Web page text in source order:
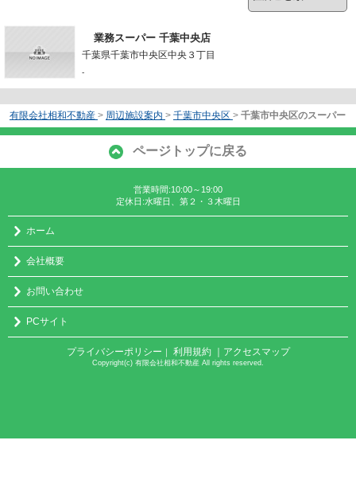
業務スーパー 千葉中央店
千葉県千葉市中央区中央３丁目
-
有限会社相和不動産 > 周辺施設案内 > 千葉市中央区 > 千葉市中央区のスーパー
ページトップに戻る
営業時間:10:00～19:00
定休日:水曜日、第２・３木曜日
ホーム
会社概要
お問い合わせ
PCサイト
プライバシーポリシー ｜ 利用規約 ｜アクセスマップ
Copyright(c) 有限会社相和不動産 All rights reserved.